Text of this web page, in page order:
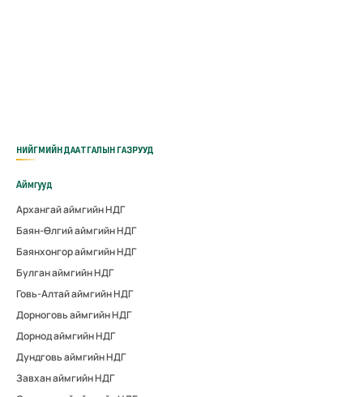
НИЙГМИЙН ДААТГАЛЫН ГАЗРУУД
Аймгууд
Архангай аймгийн НДГ
Баян-Өлгий аймгийн НДГ
Баянхонгор аймгийн НДГ
Булган аймгийн НДГ
Говь-Алтай аймгийн НДГ
Дорноговь аймгийн НДГ
Дорнод аймгийн НДГ
Дундговь аймгийн НДГ
Завхан аймгийн НДГ